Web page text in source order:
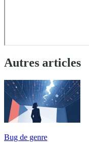
Autres articles
Bug de genre